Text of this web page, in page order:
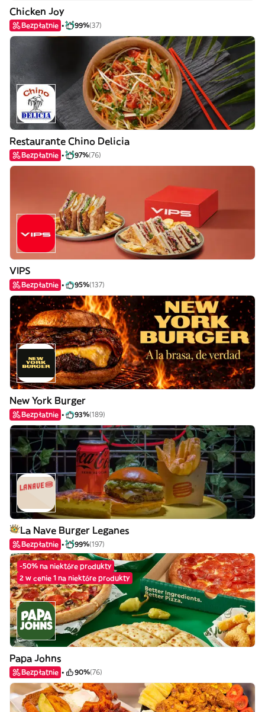
Chicken Joy
Bezpłatnie 99%(37)
Restaurante Chino Delicia
Bezpłatnie 97%(76)
VIPS
Bezpłatnie 95%(137)
New York Burger
Bezpłatnie 93%(189)
La Nave Burger Leganes
Bezpłatnie 99%(197)
-50% na niektóre produkty
2 w cenie 1 na niektóre produkty
Papa Johns
Bezpłatnie 90%(76)